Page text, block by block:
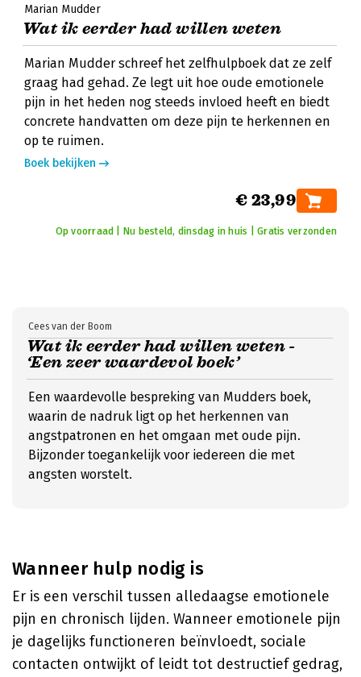
Marian Mudder
Wat ik eerder had willen weten
Marian Mudder schreef het zelfhulpboek dat ze zelf
graag had gehad. Ze legt uit hoe oude emotionele
pijn in het heden nog steeds invloed heeft en biedt
concrete handvatten om deze pijn te herkennen en
op te ruimen.
Boek bekijken
€ 23,99
Op voorraad | Nu besteld, dinsdag in huis | Gratis verzonden
Wat ik eerder had willen weten -
‘Een zeer waardevol boek’
Cees van der Boom
Een waardevolle bespreking van Mudders boek,
waarin de nadruk ligt op het herkennen van
angstpatronen en het omgaan met oude pijn.
Bijzonder toegankelijk voor iedereen die met
angsten worstelt.
Wanneer hulp nodig is
Er is een verschil tussen alledaagse emotionele
pijn en chronisch lijden. Wanneer emotionele pijn
je dagelijks functioneren beïnvloedt, sociale
contacten ontwijkt of leidt tot destructief gedrag,